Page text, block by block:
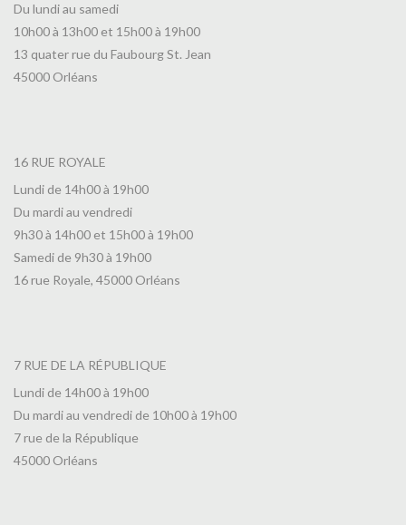
Du lundi au samedi
10h00 à 13h00 et 15h00 à 19h00
13 quater rue du Faubourg St. Jean
45000 Orléans
16 RUE ROYALE
Lundi de 14h00 à 19h00
Du mardi au vendredi
9h30 à 14h00 et 15h00 à 19h00
Samedi de 9h30 à 19h00
16 rue Royale, 45000 Orléans
7 RUE DE LA RÉPUBLIQUE
Lundi de 14h00 à 19h00
Du mardi au vendredi de 10h00 à 19h00
7 rue de la République
45000 Orléans